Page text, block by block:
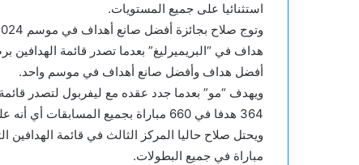
استثنائيا على جميع المستويات.
أفضل هداف وأفضل صانع أهداف في موسم واحد.
ويهدف “مو” بعدما جدد عقده مع ليفربول لتصدر
364 هدفا في 660 مباراة بجميع المسابقات أي أنه على بعد 101 هدفا لمعادلة إيان راش في الصدارة.
مباراة في جميع البطولات.